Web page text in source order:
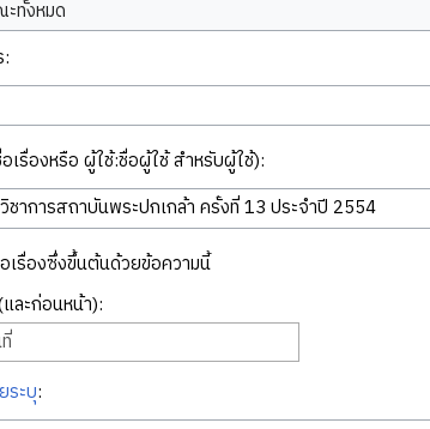
ทั้งหมด
เรื่องหรือ ผู้ใช้:ชื่อผู้ใช้ สำหรับผู้ใช้):
เรื่องซึ่งขึ้นต้นด้วยข้อความนี้
ละก่อนหน้า):
ระบุ: